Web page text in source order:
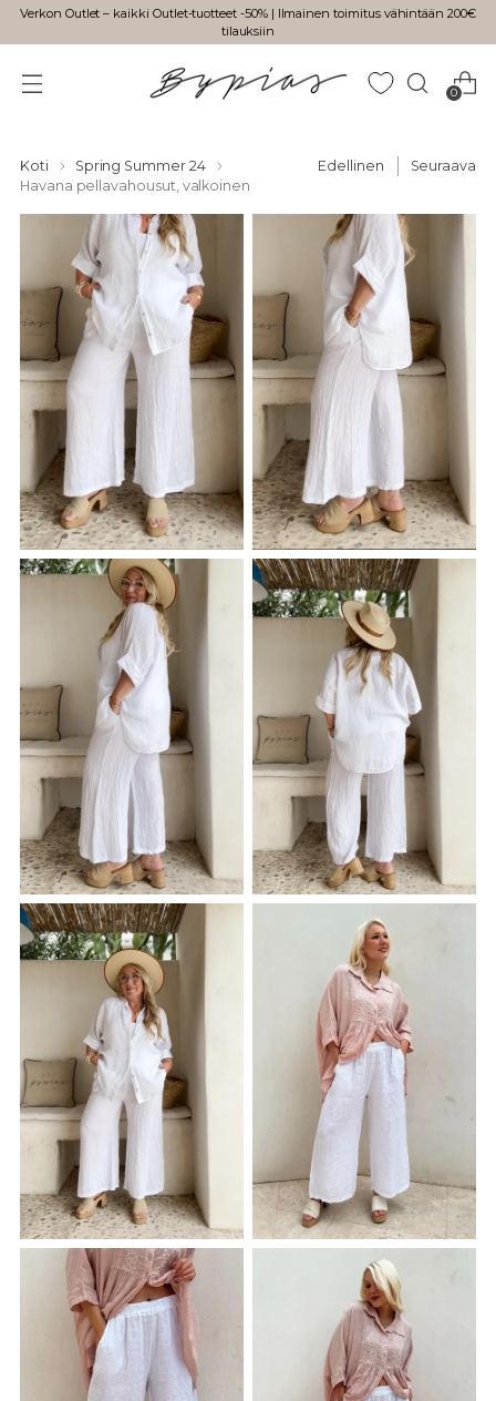
Verkon Outlet – kaikki Outlet-tuotteet -50% | Ilmainen toimitus vähintään 200€
tilauksiin
0
Koti
Spring Summer 24
Havana pellavahousut, valkoinen
Edellinen Seuraava